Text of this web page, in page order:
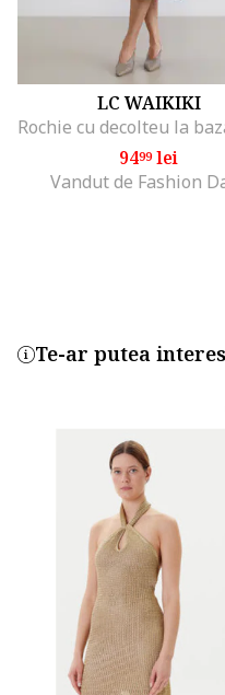
LC WAIKIKI
9499lei
Vandut de Fashion
Te-ar putea